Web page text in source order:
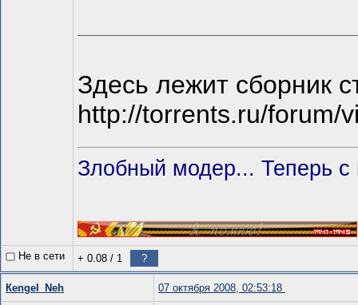
Здесь лежит сборник
http://torrents.ru/forum/
Злобный модер... Теперь с
Не в сети + 0.08 / 1 ?
Кengel_Neh 07 октября 2008, 02:53:18